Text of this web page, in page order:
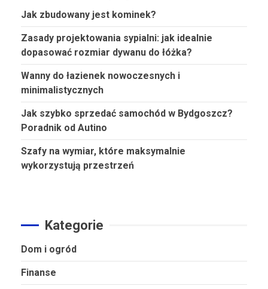
Jak zbudowany jest kominek?
Zasady projektowania sypialni: jak idealnie
dopasować rozmiar dywanu do łóżka?
Wanny do łazienek nowoczesnych i
minimalistycznych
Jak szybko sprzedać samochód w Bydgoszcz?
Poradnik od Autino
Szafy na wymiar, które maksymalnie
wykorzystują przestrzeń
Kategorie
Dom i ogród
Finanse